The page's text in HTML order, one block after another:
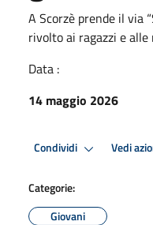
A Scorzè prende il via
rivolto ai ragazzi e
Data :
14 maggio 2026
Condividi Vedi
Categorie:
Giovani